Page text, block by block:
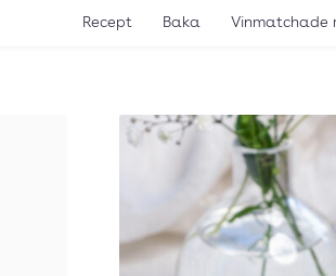
Recept Baka Vinmatchade